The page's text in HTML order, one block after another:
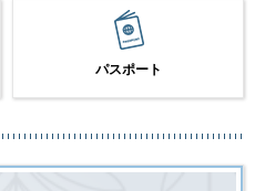
パスポート